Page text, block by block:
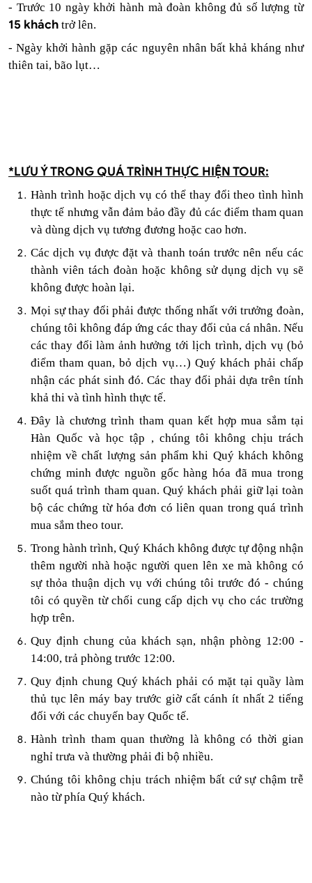
- Trước 10 ngày khởi hành mà đoàn không đủ số lượng từ
15 khách trở lên.
- Ngày khởi hành gặp các nguyên nhân bất khả kháng như
thiên tai, bão lụt…
*LƯU Ý TRONG QUÁ TRÌNH THỰC HIỆN TOUR:
Hành trình hoặc dịch vụ có thể thay đổi theo tình hình
thực tế nhưng vẫn đảm bảo đầy đủ các điểm tham quan
và dùng dịch vụ tương đương hoặc cao hơn.
Các dịch vụ được đặt và thanh toán trước nên nếu các
thành viên tách đoàn hoặc không sử dụng dịch vụ sẽ
không được hoàn lại.
Mọi sự thay đổi phải được thống nhất với trưởng đoàn,
chúng tôi không đáp ứng các thay đổi của cá nhân. Nếu
các thay đổi làm ảnh hưởng tới lịch trình, dịch vụ (bỏ
điểm tham quan, bỏ dịch vụ…) Quýkhách phải chấp
nhận các phát sinh đó. Các thay đổi phải dựa trên tính
khả thi và tình hình thực tế.
Đây là chương trình tham quan kết hợp mua sắm tại
Hàn Quốc và học tập , chúng tôi không chịu trách
nhiệm về chất lượng sản phẩm khi Quý khách không
chứng minh được nguồn gốc hàng hóa đã mua trong
suốt quá trình tham quan. Quý khách phải giữ lại toàn
bộ các chứng từ hóa đơn có liên quan trong quá trình
mua sắm theo tour.
Trong hành trình, Quý Khách không được tự động nhận
thêm người nhà hoặc người quen lên xe mà không có
sự thỏa thuận dịch vụ với chúng tôi trước đó - chúng
tôi có quyền từ chối cung cấp dịch vụ cho các trường
hợp trên.
Quy định chung của khách sạn, nhận phòng 12:00 -
14:00, trả phòng trước 12:00.
Quy định chung Quý khách phải có mặt tại quầy làm
thủ tục lên máy bay trước giờ cất cánh ít nhất 2 tiếng
đối với các chuyến bay Quốc tế.
Hành trình tham quan thường là không có thời gian
nghỉ trưa và thường phải đi bộ nhiều.
Chúng tôi không chịu trách nhiệm bất cứ sự chậm trễ
nào từ phía Quý khách.